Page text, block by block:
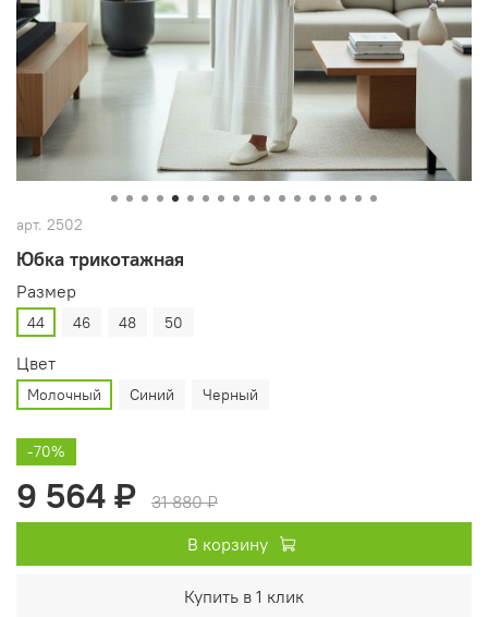
арт. 2502
Юбка трикотажная
Размер
44 46 48 50
Цвет
Молочный Синий Черный
-70%
9 564 ₽
31 880 ₽
В корзину
Купить в 1 клик